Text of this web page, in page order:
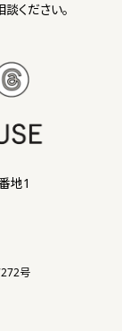
ください。
地1
号